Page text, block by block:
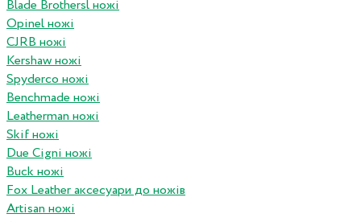
Blade Brothersl ножі
Opinel ножі
CJRB ножі
Kershaw ножі
Spyderco ножі
Benchmade ножі
Leatherman ножі
Skif ножі
Due Cigni ножі
Buck ножі
Fox Leather аксесуари до ножів
Artisan ножі